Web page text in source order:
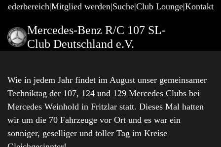
Mitglied werden Suche Club Lounge Kontakt
Mercedes-Benz R/C 107 SL-
Club Deutschland e.V.
Wie in jedem Jahr findet im August unser gemeinsamer
Techniktag der 107, 124 und 129 Mercedes Clubs bei
Mercedes Weinhold in Fritzlar statt. Dieses Mal hatten
wir um die 70 Fahrzeuge vor Ort und es war ein
sonniger, geselliger und toller Tag im Kreise